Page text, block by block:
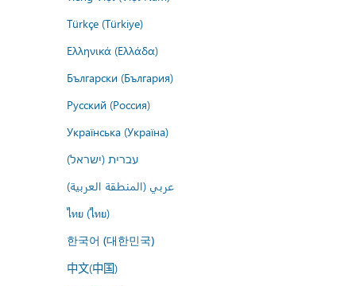
Türkçe (Türkiye)
Ελληνικά (Ελλάδα)
Български (България)
Русский (Россия)
Українська (Україна)
עברית (ישראל)
عربي (المنطقة العربية)
ไทย (ไทย)
한국어 (대한민국)
中文(中国)